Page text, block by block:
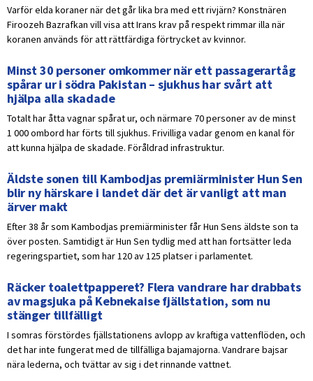
Varför elda koraner när det går lika bra med ett rivjärn? Konstnären
Firoozeh Bazrafkan vill visa att Irans krav på respekt rimmar illa när
koranen används för att rättfärdiga förtrycket av kvinnor.
Minst 30 personer omkommer när ett passagerartåg
spårar ur i södra Pakistan – sjukhus har svårt att
hjälpa alla skadade
Totalt har åtta vagnar spårat ur, och närmare 70 personer av de minst
1 000 ombord har förts till sjukhus. Frivilliga vadar genom en kanal för
att kunna hjälpa de skadade. Föråldrad infrastruktur.
Äldste sonen till Kambodjas premiärminister Hun Sen
blir ny härskare i landet där det är vanligt att man
ärver makt
Efter 38 år som Kambodjas premiärminister får Hun Sens äldste son ta
över posten. Samtidigt är Hun Sen tydlig med att han fortsätter leda
regeringspartiet, som har 120 av 125 platser i parlamentet.
Räcker toalettpapperet? Flera vandrare har drabbats
av magsjuka på Kebnekaise fjällstation, som nu
stänger tillfälligt
I somras förstördes fjällstationens avlopp av kraftiga vattenflöden, och
det har inte fungerat med de tillfälliga bajamajorna. Vandrare bajsar
nära lederna, och tvättar av sig i det rinnande vattnet.